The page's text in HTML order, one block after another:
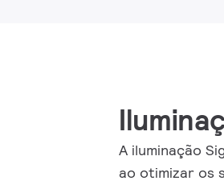
A iluminação
ao otimizar os